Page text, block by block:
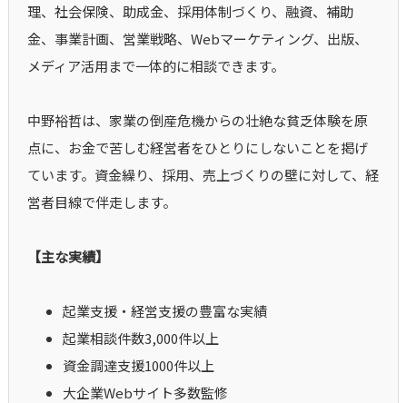
理、社会保険、助成金、採用体制づくり、融資、補助
金、事業計画、営業戦略、Webマーケティング、出版、
メディア活用まで一体的に相談できます。
中野裕哲は、家業の倒産危機からの壮絶な貧乏体験を原
点に、お金で苦しむ経営者をひとりにしないことを掲げ
ています。資金繰り、採用、売上づくりの壁に対して、経
営者目線で伴走します。
【主な実績】
起業支援・経営支援の豊富な実績
起業相談件数3,000件以上
資金調達支援1000件以上
大企業Webサイト多数監修